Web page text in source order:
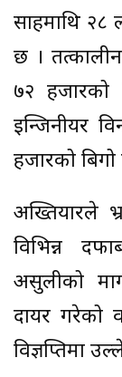
साहमाथि २८
छ ।
७२
इन्जिनीयर
हजारको बिगो
अख्तियारले
विभिन्न
असुलीको
दायर गरेको
विज्ञप्तिमा